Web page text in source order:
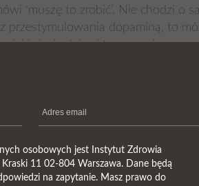
‘muszę to zrobić’. Nie chodzi o
przestymulowania dopaminą, to
już nie daje ci tego przyjemnego
receptorów dopaminy,
gdy stajemy się od niej
jedynie wizualny
osobowych jest Instytut Zdrowia
11 02-804 Warszawa. Dane będą
na zapytanie. Masz prawo do